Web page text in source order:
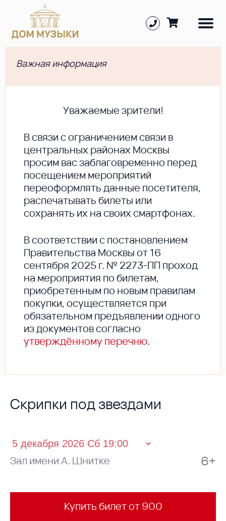
Важная информация
Уважаемые зрители!
В cвязи с ограничением связи в
центральных районах Москвы
просим вас заблаговременно перед
посещением мероприятий
переоформлять данные посетителя,
распечатывать билеты или
сохранять их на своих смартфонах.
В соответствии с постановлением
Правительства Москвы от 16
сентября 2025 г. № 2273-ПП проход
на мероприятия по билетам,
приобретенным по новым правилам
покупки, осуществляется при
обязательном предъявлении одного
из документов согласно
утверждённому перечню.
Скрипки под звездами
Зал имени А. Шнитке 6+
Купить билет от 900